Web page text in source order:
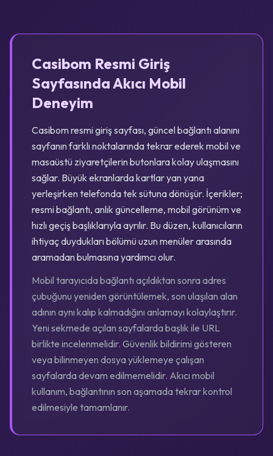
Casibom Resmi Giriş
Sayfasında Akıcı Mobil
Deneyim
Casibom resmi giriş sayfası, güncel bağlantı alanını
sayfanın farklı noktalarında tekrar ederek mobil ve
masaüstü ziyaretçilerin butonlara kolay ulaşmasını
sağlar. Büyük ekranlarda kartlar yan yana
yerleşirken telefonda tek sütuna dönüşür. İçerikler;
resmi bağlantı, anlık güncelleme, mobil görünüm ve
hızlı geçiş başlıklarıyla ayrılır. Bu düzen, kullanıcıların
ihtiyaç duydukları bölümü uzun menüler arasında
aramadan bulmasına yardımcı olur.
Mobil tarayıcıda bağlantı açıldıktan sonra adres
çubuğunu yeniden görüntülemek, son ulaşılan alan
adının aynı kalıp kalmadığını anlamayı kolaylaştırır.
Yeni sekmede açılan sayfalarda başlık ile URL
birlikte incelenmelidir. Güvenlik bildirimi gösteren
veya bilinmeyen dosya yüklemeye çalışan
sayfalarda devam edilmemelidir. Akıcı mobil
kullanım, bağlantının son aşamada tekrar kontrol
edilmesiyle tamamlanır.